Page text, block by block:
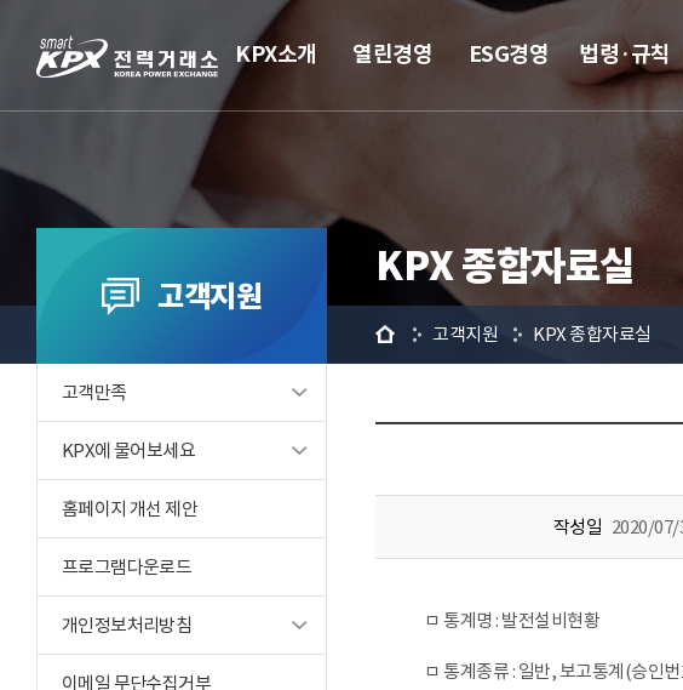
KPX소개 열린경영 ESG경영 법령·규칙
고객지원
고객만족
KPX에 물어보세요
홈페이지 개선 제안
프로그램다운로드
개인정보처리방침
이메일 무단수집거부
KPX 종합자료실
홈 고객지원 KPX 종합자료실
작성일 2020/07/
ㅁ 통계명 : 발전설비현황
ㅁ 통계종류 : 일반, 보고통계(승인